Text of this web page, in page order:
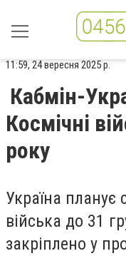
11:59, 24 вересня 2025 р.
Кабмін-
Космічні
року
Україна планує
війська до 31
закріплено у